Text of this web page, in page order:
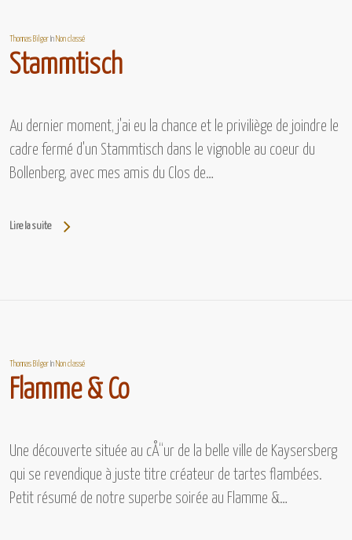
Thomas Bilger InNon classé
Stammtisch
Au dernier moment, j'ai eu la chance et le priviliège de joindre le
cadre fermé d'un Stammtisch dans le vignoble au coeur du
Bollenberg, avec mes amis du Clos de…
Lire la suite
Thomas Bilger InNon classé
Flamme & Co
Une découverte située au cÅ“ur de la belle ville de Kaysersberg
qui se revendique à juste titre créateur de tartes flambées.
Petit résumé de notre superbe soirée au Flamme &…